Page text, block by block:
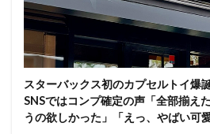
スターバックス初のカプセルトイ爆
SNSではコンプ確定の声「全部揃え
うの欲しかった」「えっ、やばい可